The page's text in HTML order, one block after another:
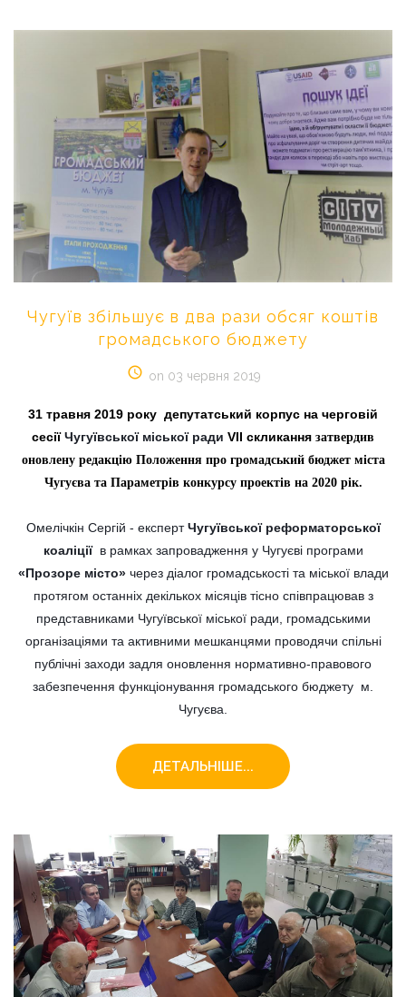
Чугуїв збільшує в два рази обсяг коштів
громадського бюджету
on 03 червня 2019
31 травня 2019 року депутатський корпус на черговій
сесіїЧугуївської міської ради VІІ скликання затвердив
оновлену редакцію Положення про громадський бюджет міста
Чугуєва та Параметрів конкурсу проектів на 2020 рік.
Омелічкін Сергій - експертЧугуївської реформаторської
коаліції в рамках запровадження у Чугуєві програми
«Прозоре місто»через діалог громадськості та міської влади
протягом останніх декількох місяців тісно співпрацював з
представниками Чугуївської міської ради, громадськими
організаціями та активними мешканцями проводячи спільні
публічні заходи задля оновлення нормативно-правового
забезпечення функціонування громадського бюджету м.
Чугуєва.
ДЕТАЛЬНІШЕ...